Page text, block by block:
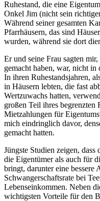
Ruhestand, die eine
Onkel Jim (nicht sein
Während seiner gesamten
Pfarrhäusern, das sind
wurden, während sie dort
Er und seine Frau sagten
gemacht haben, war, nicht in
In ihren Ruhestandsjahren,
in Häusern lebten, die fast
Wertzuwachs hatten,
großen Teil ihres begrenzten
Mietzahlungen für
mich eindringlich davor,
gemacht hatten.
Jüngste Studien zeigen,
die Eigentümer als auch für
bringt, darunter eine
Schwangerschaftsrate bei
Lebenseinkommen. Neben
wichtigsten Vorteile für den